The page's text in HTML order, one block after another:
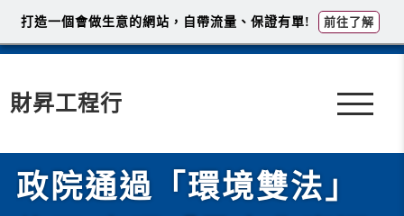
財昇工程行
政院通過「環境雙法」
打造一個會做生意的網站，自帶流量、保證有單! 前往了解